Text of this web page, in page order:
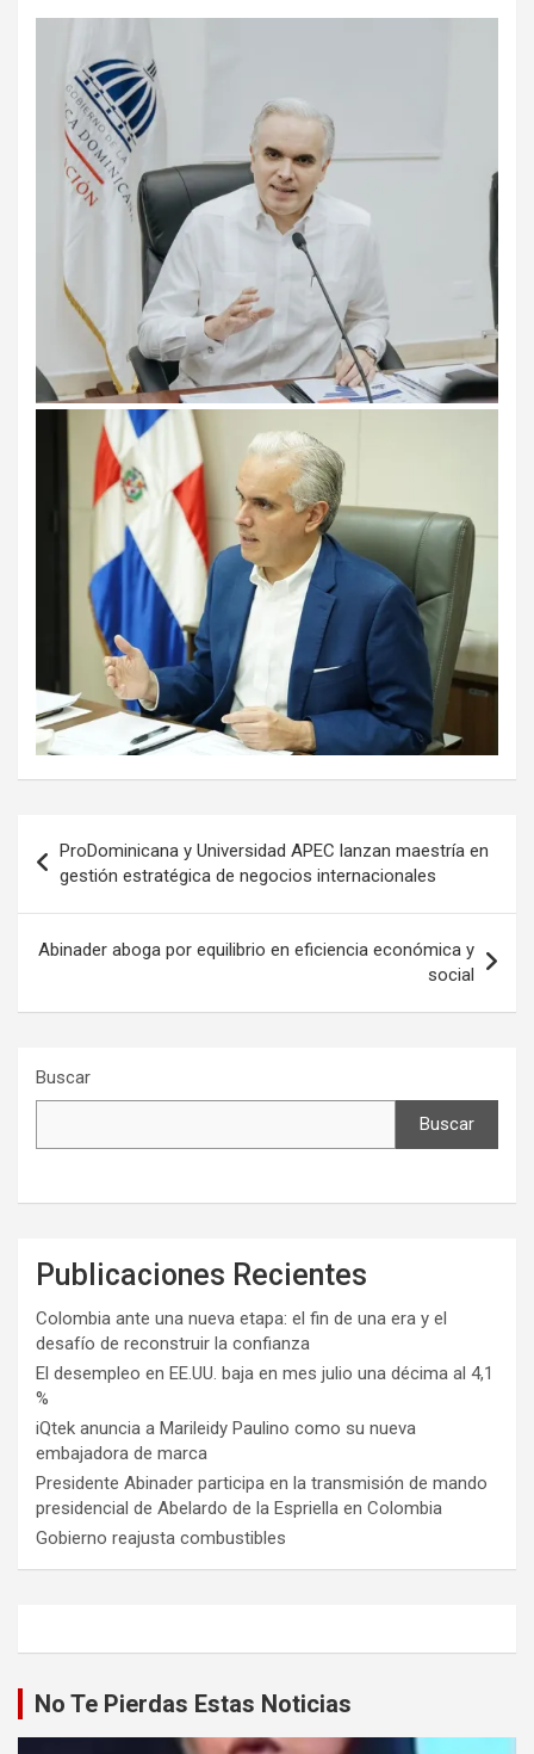
de
entradas
ProDominicana y Universidad APEC lanzan maestría en
gestión estratégica de negocios internacionales
Abinader aboga por equilibrio en eficiencia económica y
social
Buscar
Buscar
Publicaciones Recientes
Colombia ante una nueva etapa: el fin de una era y el
desafío de reconstruir la confianza
El desempleo en EE.UU. baja en mes julio una décima al 4,1
%
iQtek anuncia a Marileidy Paulino como su nueva
embajadora de marca
Presidente Abinader participa en la transmisión de mando
presidencial de Abelardo de la Espriella en Colombia
Gobierno reajusta combustibles
No Te Pierdas Estas Noticias